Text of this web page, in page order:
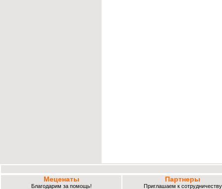
Меценаты
Благодарим за помощь!
Партнеры
Приглашаем к